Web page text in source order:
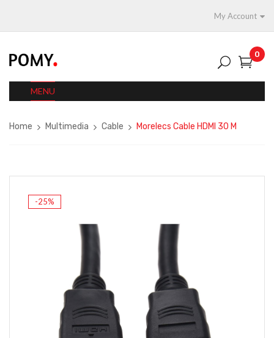
My Account
0
MENU
Home Multimedia Cable Morelecs Cable HDMI 30 M
-25%